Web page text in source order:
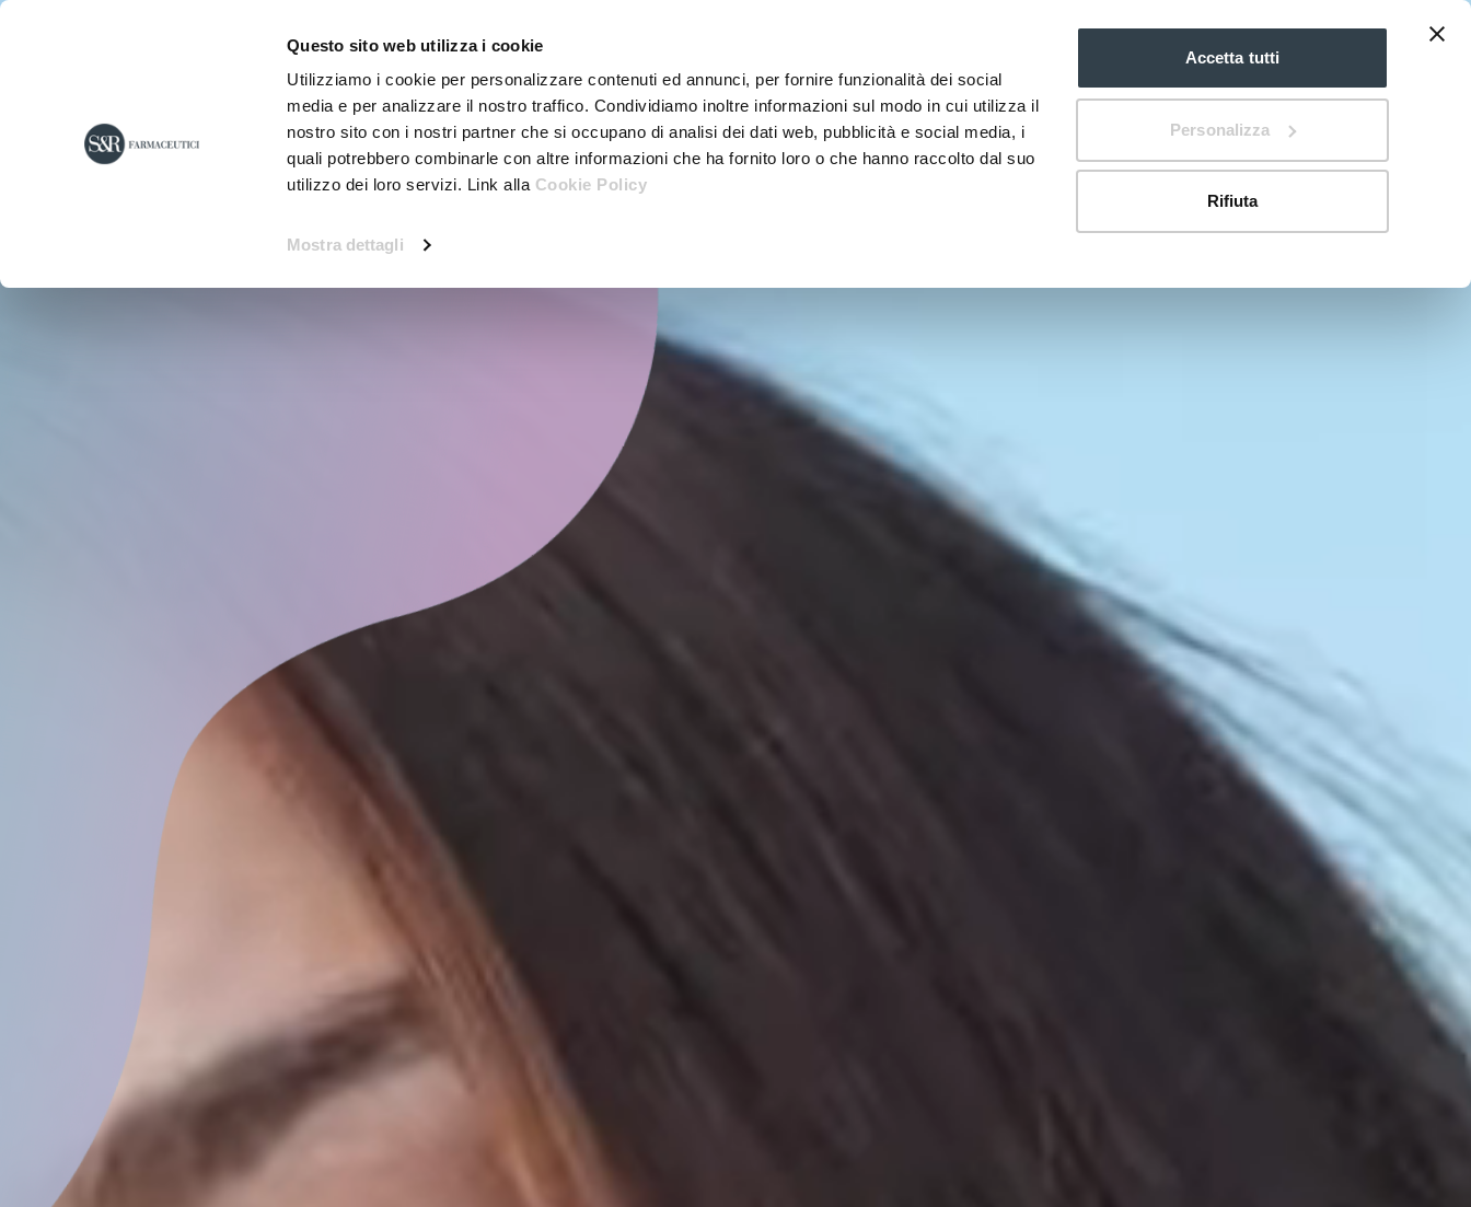
Questo sito web utilizza i cookie
Utilizziamo i cookie per personalizzare contenuti ed annunci, per fornire funzionalità dei social
media e per analizzare il nostro traffico. Condividiamo inoltre informazioni sul modo in cui utilizza il
nostro sito con i nostri partner che si occupano di analisi dei dati web, pubblicità e social media, i
quali potrebbero combinarle con altre informazioni che ha fornito loro o che hanno raccolto dal suo
utilizzo dei loro servizi. Link alla Cookie Policy
Mostra dettagli
Accetta tutti
Personalizza
Rifiuta
down